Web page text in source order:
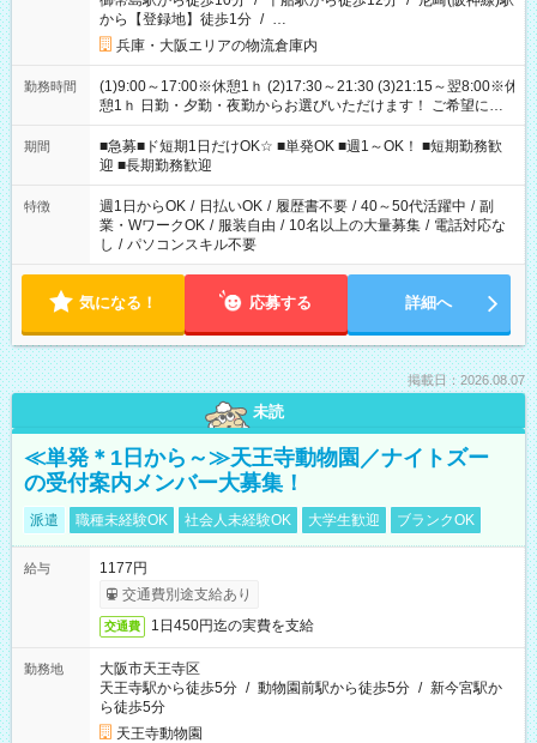
から【登録地】徒歩1分 / …
兵庫・大阪エリアの物流倉庫内
勤務時間
(1)9:00～17:00※休憩1ｈ (2)17:30～21:30 (3)21:15～翌8:00※休
憩1ｈ 日勤・夕勤・夜勤からお選びいただけます！ ご希望に合
わせて働けるお仕事です(*^^*) 【その他選べる勤務時間】 8-17
時/9-17時/9-18時/10-18時/11-21時/18-22時/20-翌4時/21-翌5
時/22-翌6時/0-翌8時 ご自身のご都合で選んで頂ける完全自由シ
フト！
期間
■急募■ド短期1日だけOK☆ ■単発OK ■週1～OK！ ■短期勤務歓
迎 ■長期勤務歓迎
特徴 週1日からOK / 日払いOK / 履歴書不要 / 40～50代活躍中 / 副
業・WワークOK / 服装自由 / 10名以上の大量募集 / 電話対応な
し / パソコンスキル不要
気になる！ 応募する 詳細へ
掲載日：2026.08.07
未読
≪単発＊1日から～≫天王寺動物園／ナイトズー
の受付案内メンバー大募集！
派遣 職種未経験OK 社会人未経験OK 大学生歓迎 ブランクOK
給与
1177円
交通費別途支給あり
交通費 1日450円迄の実費を支給
勤務地
大阪市天王寺区
天王寺駅から徒歩5分 / 動物園前駅から徒歩5分 / 新今宮駅か
ら徒歩5分
天王寺動物園